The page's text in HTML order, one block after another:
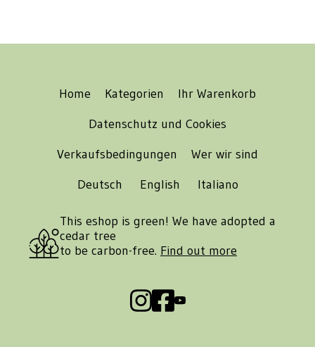
Home Kategorien
Ihr Warenkorb
Datenschutz und Cookies
Verkaufsbedingungen
Wer wir sind
Deutsch
English Italiano
This eshop is green! We have adopted a
cedar tree
to be carbon-free. Find out more